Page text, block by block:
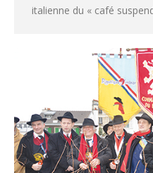
italienne du « café